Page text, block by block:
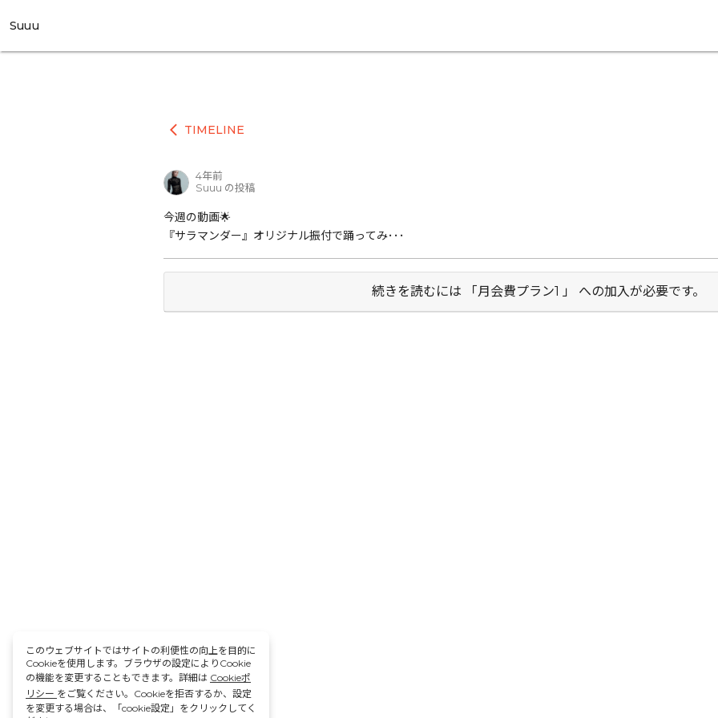
Suuu
arrow_back_ios TIMELINE
4年前
Suuu の投稿
今週の動画🌟
『サラマンダー』オリジナル振付で踊ってみ･･･
続きを読むには 「月会費プラン1 」 への加入が必要です。
このウェブサイトではサイトの利便性の向上を目的に
Cookieを使用します。ブラウザの設定によりCookie
の機能を変更することもできます。詳細は Cookieポ
リシー をご覧ください。Cookieを拒否するか、設定
を変更する場合は、「cookie設定」をクリックしてく